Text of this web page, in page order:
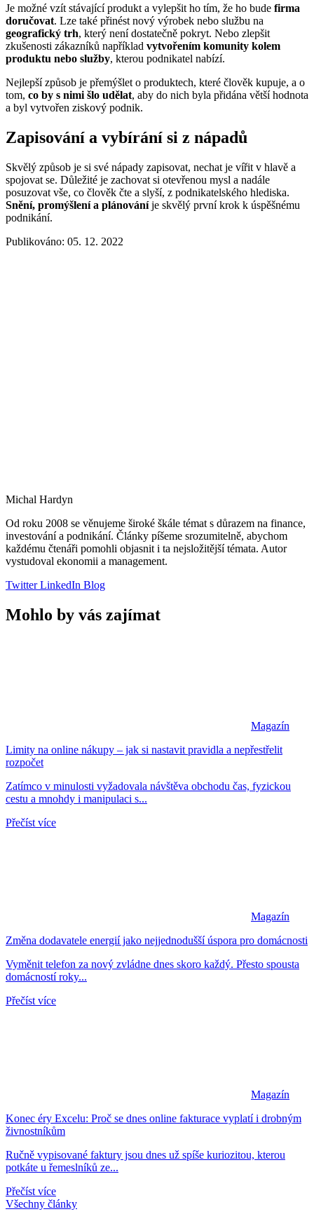
Je možné vzít stávající produkt a vylepšit ho tím, že ho bude firma
doručovat. Lze také přinést nový výrobek nebo službu na
geografický trh, který není dostatečně pokryt. Nebo zlepšit
zkušenosti zákazníků například vytvořením komunity kolem
produktu nebo služby, kterou podnikatel nabízí.
Nejlepší způsob je přemýšlet o produktech, které člověk kupuje, a o
tom, co by s nimi šlo udělat, aby do nich byla přidána větší hodnota
a byl vytvořen ziskový podnik.
Zapisování a vybírání si z nápadů
Skvělý způsob je si své nápady zapisovat, nechat je vířit v hlavě a
spojovat se. Důležité je zachovat si otevřenou mysl a nadále
posuzovat vše, co člověk čte a slyší, z podnikatelského hlediska.
Snění, promýšlení a plánováníje skvělý první krok k úspěšnému
podnikání.
Publikováno: 05. 12. 2022
Michal Hardyn
Od roku 2008 se věnujeme široké škále témat s důrazem na finance,
investování a podnikání. Články píšeme srozumitelně, abychom
každému čtenáři pomohli objasnit i ta nejsložitější témata. Autor
vystudoval ekonomii a management.
TwitterLinkedIn Blog
Mohlo by vás zajímat
Magazín
Limity na online nákupy – jak si nastavit pravidla a nepřestřelit
rozpočet
Zatímco v minulosti vyžadovala návštěva obchodu čas, fyzickou
cestu a mnohdy i manipulaci s...
Přečíst více
Magazín
Změna dodavatele energií jako nejjednodušší úspora pro domácnosti
Vyměnit telefon za nový zvládne dnes skoro každý. Přesto spousta
domácností roky...
Přečíst více
Magazín
Konec éry Excelu: Proč se dnes online fakturace vyplatí i drobným
živnostníkům
Ručně vypisované faktury jsou dnes už spíše kuriozitou, kterou
potkáte u řemeslníků ze...
Přečíst více
Všechny články